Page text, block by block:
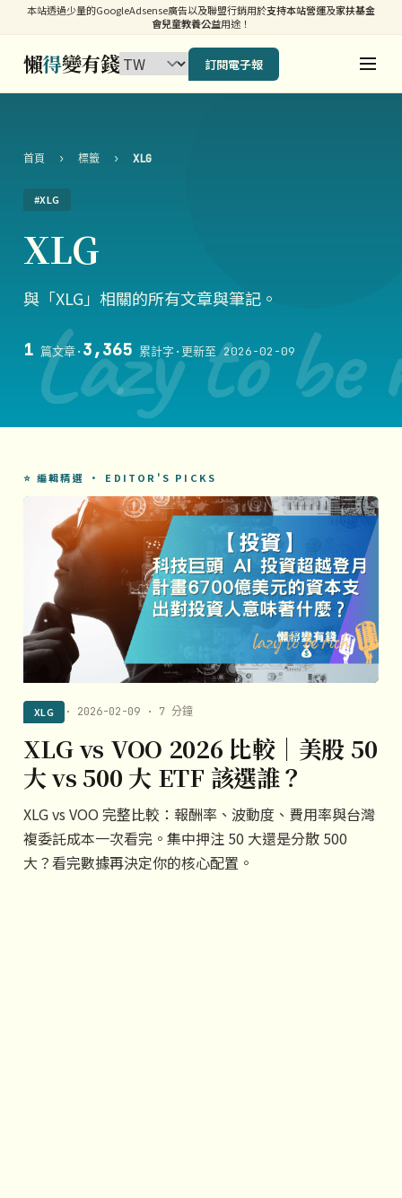
本站透過少量的GoogleAdsense廣告以及聯盟行銷用於支持本站營運及家扶基金
會兒童教養公益用途！
懶得變有錢 訂閱電子報
Lazy to be
首頁 › 標籤 › XLG
#XLG
XLG
與「XLG」相關的所有文章與筆記。
1篇文章· 3,365累計字 ·更新至 2026-02-09
⭐ 編輯精選 · EDITOR'S PICKS
XLG · 2026-02-09 · 7 分鐘
XLG vs VOO 2026 比較｜美股 50
大 vs 500 大 ETF 該選誰？
XLG vs VOO 完整比較：報酬率、波動度、費用率與台灣
複委託成本一次看完。集中押注 50 大還是分散 500
大？看完數據再決定你的核心配置。